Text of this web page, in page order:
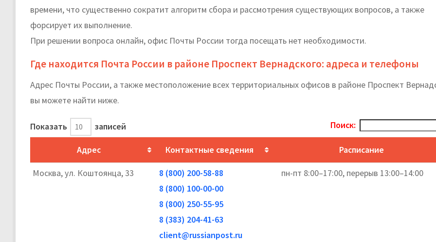
времени, что существенно сократит алгоритм сбора и рассмотрения существующих вопросов, а также
форсирует их выполнение.
При решении вопроса онлайн, офис Почты России тогда посещать нет необходимости.
Где находится Почта России в районе Проспект Вернадского: адреса и телефоны
Адрес Почты России, а также местоположение всех территориальных офисов в районе Проспект
вы можете найти ниже.
Показать записей Поиск:
Адрес Контактные сведения Расписание
Москва, ул. Коштоянца, 33
8 (800) 200-58-88
8 (800) 100-00-00
8 (800) 250-55-95
8 (383) 204-41-63
client@russianpost.ru
пн-пт 8:00–17:00, перерыв 13:00–14:00